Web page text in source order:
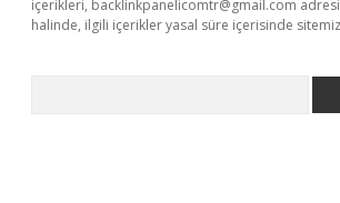
içerikleri, backlinkpanelicomtr@gmail.com
halinde, ilgili içerikler yasal süre içerisinde